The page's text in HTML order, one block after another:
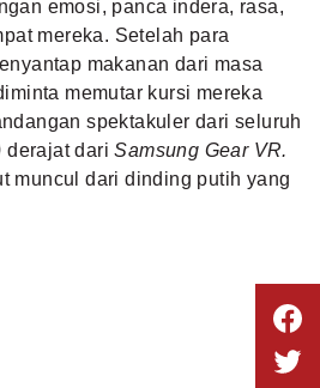
emosi, panca indera, rasa,
mereka. Setelah para
makanan dari masa
memutar kursi mereka
spektakuler dari seluruh
derajat dariSamsung Gear VR.
muncul dari dinding putih yang